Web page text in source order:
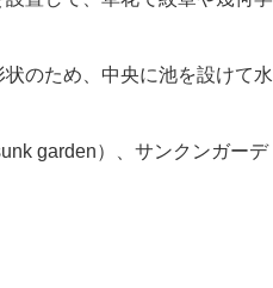
のため、中央に池を設けて水
garden）、サンクンガーデ